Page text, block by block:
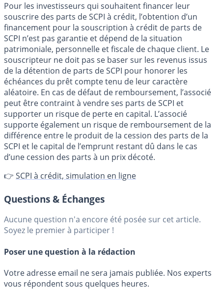
Pour les investisseurs qui souhaitent financer leur
souscrire des parts de SCPI à crédit, l’obtention d’un
financement pour la souscription à crédit de parts de
SCPI n’est pas garantie et dépend de la situation
patrimoniale, personnelle et fiscale de chaque client. Le
souscripteur ne doit pas se baser sur les revenus issus
de la détention de parts de SCPI pour honorer les
échéances du prêt compte tenu de leur caractère
aléatoire. En cas de défaut de remboursement, l’associé
peut être contraint à vendre ses parts de SCPI et
supporter un risque de perte en capital. L’associé
supporte également un risque de remboursement de la
différence entre le produit de la cession des parts de la
SCPI et le capital de l’emprunt restant dû dans le cas
d’une cession des parts à un prix décoté.
👉 SCPI à crédit, simulation en ligne
Questions & Échanges
Aucune question n'a encore été posée sur cet article.
Soyez le premier à participer !
Poser une question à la rédaction
Votre adresse email ne sera jamais publiée. Nos experts
vous répondent sous quelques heures.